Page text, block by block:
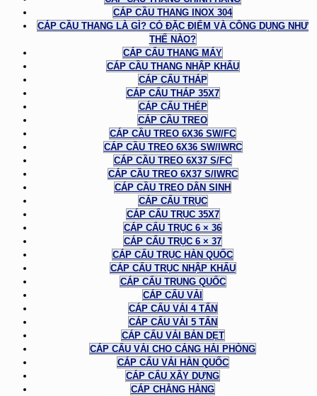
CÁP CẦU THANG INOX 304
CÁP CẦU THANG LÀ GÌ? CÓ ĐẶC ĐIỂM VÀ CÔNG DỤNG NHƯ
THẾ NÀO?
CÁP CẨU THANG MÁY
CÁP CẦU THANG NHẬP KHẨU
CÁP CẨU THÁP
CÁP CẨU THÁP 35X7
CÁP CẨU THÉP
CÁP CẦU TREO
CÁP CẦU TREO 6X36 SW/FC
CÁP CẦU TREO 6X36 SW/IWRC
CÁP CẦU TREO 6X37 S/FC
CÁP CẦU TREO 6X37 S/IWRC
CÁP CẦU TREO DÂN SINH
CÁP CẨU TRỤC
CÁP CẨU TRỤC 35X7
CÁP CẨU TRỤC 6 × 36
CÁP CẨU TRỤC 6 × 37
CÁP CẨU TRỤC HÀN QUỐC
CÁP CẨU TRỤC NHẬP KHẨU
CÁP CẨU TRUNG QUỐC
CÁP CẨU VẢI
CÁP CẨU VẢI 4 TẤN
CÁP CẨU VẢI 5 TẤN
CÁP CẨU VẢI BẢN DẸT
CÁP CẨU VẢI CHO CẢNG HẢI PHÒNG
CÁP CẨU VẢI HÀN QUỐC
CÁP CẨU XÂY DỰNG
CÁP CHẰNG HÀNG